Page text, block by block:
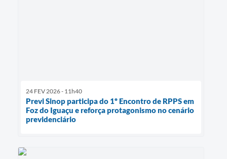
24 FEV 2026 - 11h40
Previ Sinop participa do 1º Encontro de RPPS em
Foz do Iguaçu e reforça protagonismo no cenário
previdenciário